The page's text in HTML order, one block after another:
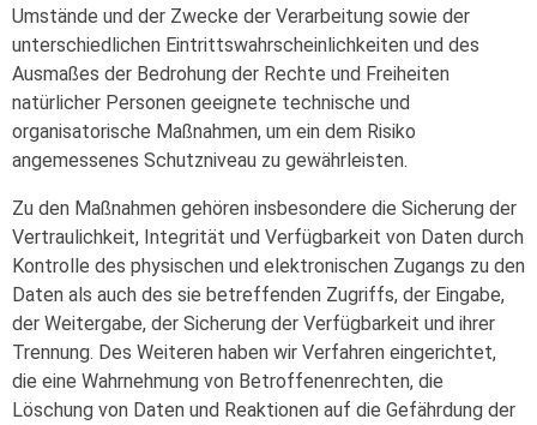
Umstände und der Zwecke der Verarbeitung sowie der
unterschiedlichen Eintrittswahrscheinlichkeiten und des
Ausmaßes der Bedrohung der Rechte und Freiheiten
natürlicher Personen geeignete technische und
organisatorische Maßnahmen, um ein dem Risiko
angemessenes Schutzniveau zu gewährleisten.
Zu den Maßnahmen gehören insbesondere die Sicherung der
Vertraulichkeit, Integrität und Verfügbarkeit von Daten durch
Kontrolle des physischen und elektronischen Zugangs zu den
Daten als auch des sie betreffenden Zugriffs, der Eingabe,
der Weitergabe, der Sicherung der Verfügbarkeit und ihrer
Trennung. Des Weiteren haben wir Verfahren eingerichtet,
die eine Wahrnehmung von Betroffenenrechten, die
Löschung von Daten und Reaktionen auf die Gefährdung der